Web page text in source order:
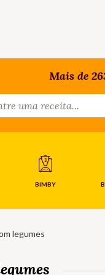
Mais de
BIMBY
legumes